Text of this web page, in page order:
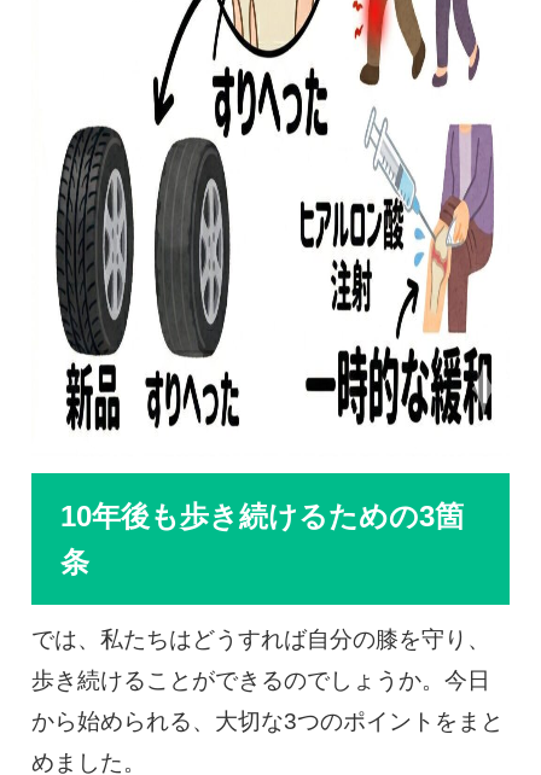
10年後も歩き続けるための3箇
条
では、私たちはどうすれば自分の膝を守り、
歩き続けることができるのでしょうか。今日
から始められる、大切な3つのポイントをまと
めました。